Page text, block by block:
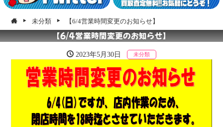
未分類 【6/4営業時間変更のお知らせ】
【6/4営業時間変更のお知らせ】
2023年5月30日 未分類